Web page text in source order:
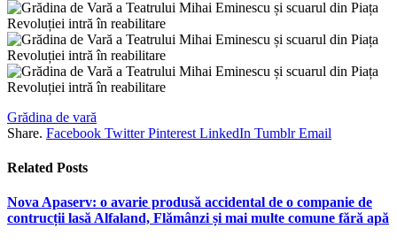
Grădina de vară
Share. Facebook Twitter Pinterest LinkedIn Tumblr Email
Related Posts
Nova Apaserv: o avarie produsă accidental de o companie de
contrucții lasă Alfaland, Flămânzi și mai multe comune fără apă